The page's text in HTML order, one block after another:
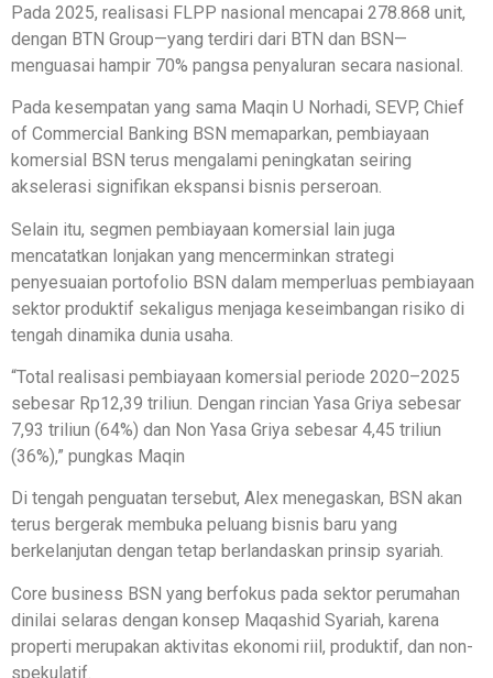
Pada 2025, realisasi FLPP nasional mencapai 278.868 unit,
dengan BTN Group—yang terdiri dari BTN dan BSN—
menguasai hampir 70% pangsa penyaluran secara nasional.
Pada kesempatan yang sama Maqin U Norhadi, SEVP, Chief
of Commercial Banking BSN memaparkan, pembiayaan
komersial BSN terus mengalami peningkatan seiring
akselerasi signifikan ekspansi bisnis perseroan.
Selain itu, segmen pembiayaan komersial lain juga
mencatatkan lonjakan yang mencerminkan strategi
penyesuaian portofolio BSN dalam memperluas pembiayaan
sektor produktif sekaligus menjaga keseimbangan risiko di
tengah dinamika dunia usaha.
“Total realisasi pembiayaan komersial periode 2020–2025
sebesar Rp12,39 triliun. Dengan rincian Yasa Griya sebesar
7,93 triliun (64%) dan Non Yasa Griya sebesar 4,45 triliun
(36%),” pungkas Maqin
Di tengah penguatan tersebut, Alex menegaskan, BSN akan
terus bergerak membuka peluang bisnis baru yang
berkelanjutan dengan tetap berlandaskan prinsip syariah.
Core business BSN yang berfokus pada sektor perumahan
dinilai selaras dengan konsep Maqashid Syariah, karena
properti merupakan aktivitas ekonomi riil, produktif, dan non-
spekulatif.